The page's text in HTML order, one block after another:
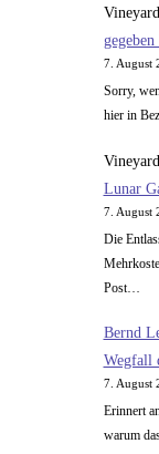
Vineyard
gegeben
7. August
Sorry,
hier in
Vineyard
Lunar
7. August
Die
Post…
Bernd
Wegfall
7. August
Erinnert
warum